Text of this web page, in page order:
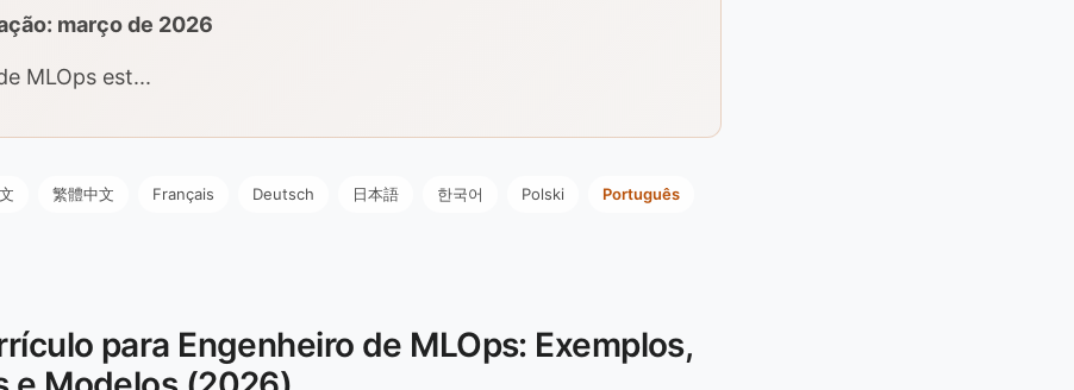
março de 2026
MLOps est...
繁體中文 Français Deutsch 日本語 한국어 Polski Português
para Engenheiro de MLOps: Exemplos,